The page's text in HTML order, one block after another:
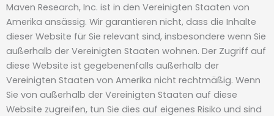
Maven Research, Inc. ist in den Vereinigten Staaten von
Amerika ansässig. Wir garantieren nicht, dass die Inhalte
dieser Website für Sie relevant sind, insbesondere wenn Sie
außerhalb der Vereinigten Staaten wohnen. Der Zugriff auf
diese Website ist gegebenenfalls außerhalb der
Vereinigten Staaten von Amerika nicht rechtmäßig. Wenn
Sie von außerhalb der Vereinigten Staaten auf diese
Website zugreifen, tun Sie dies auf eigenes Risiko und sind